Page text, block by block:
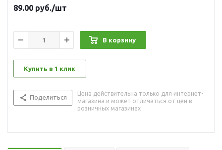
89.00 руб./шт
В корзину
Купить в 1 клик
Поделиться
Цена действительна только для интернет-
магазина и может отличаться от цен в
розничных магазинах